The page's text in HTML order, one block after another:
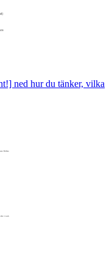
ned hur du tänker, vilka